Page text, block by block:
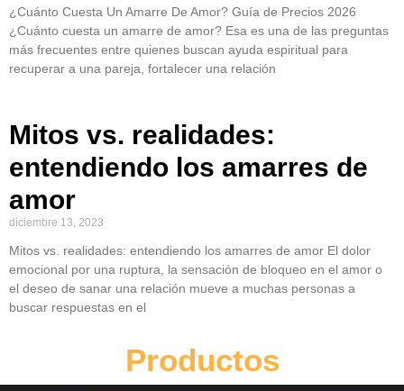
¿Cuánto Cuesta Un Amarre De Amor? Guía de Precios 2026
¿Cuánto cuesta un amarre de amor? Esa es una de las preguntas
más frecuentes entre quienes buscan ayuda espiritual para
recuperar a una pareja, fortalecer una relación
Mitos vs. realidades:
entendiendo los amarres de
amor
diciembre 13, 2023
Mitos vs. realidades: entendiendo los amarres de amor El dolor
emocional por una ruptura, la sensación de bloqueo en el amor o
el deseo de sanar una relación mueve a muchas personas a
buscar respuestas en el
Productos